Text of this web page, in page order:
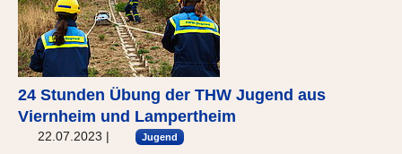
24 Stunden Übung der THW Jugend aus
Viernheim und Lampertheim
22.07.2023 | Jugend